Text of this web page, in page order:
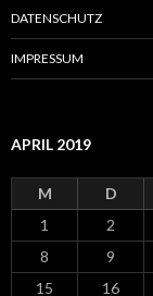
h
DATENSCHUTZ
IMPRESSUM
APRIL 2019
M D
1
2
8
9
15
16